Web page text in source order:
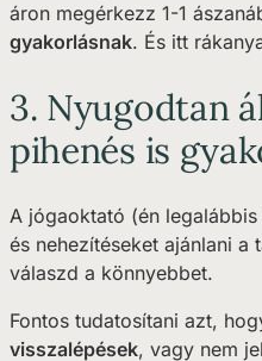
áron megérkezz 1-1
gyakorlásnak. És itt
3. Nyugodtan
pihenés is
A jógaoktató (én
és nehezítéseket ajánlani a
válaszd a könnyebbet.
Fontos tudatosítani azt,
visszalépések, vagy nem